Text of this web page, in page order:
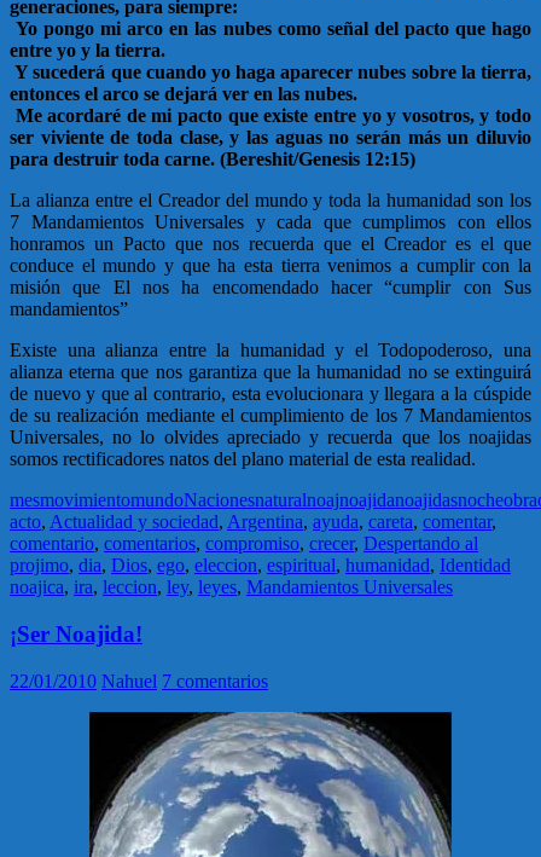
generaciones, para siempre:
Yo pongo mi arco en las nubes como señal del pacto que hago
entre yo y la tierra.
Y sucederá que cuando yo haga aparecer nubes sobre la tierra,
entonces el arco se dejará ver en las nubes.
Me acordaré de mi pacto que existe entre yo y vosotros, y todo
ser viviente de toda clase, y las aguas no serán más un diluvio
para destruir toda carne. (Bereshit/Genesis 12:15)
La alianza entre el Creador del mundo y toda la humanidad son los
7 Mandamientos Universales y cada que cumplimos con ellos
honramos un Pacto que nos recuerda que el Creador es el que
conduce el mundo y que ha esta tierra venimos a cumplir con la
misión que El nos ha encomendado hacer “cumplir con Sus
mandamientos”
Existe una alianza entre la humanidad y el Todopoderoso, una
alianza eterna que nos garantiza que la humanidad no se extinguirá
de nuevo y que al contrario, esta evolucionara y llegara a la cúspide
de su realización mediante el cumplimiento de los 7 Mandamientos
Universales, no lo olvides apreciado y recuerda que los noajidas
somos rectificadores natos del plano material de esta realidad.
mesmovimientomundoNacionesnaturalnoajnoajidanoajidasnocheobra
acto, Actualidad y sociedad, Argentina, ayuda, careta, comentar,
comentario, comentarios, compromiso, crecer, Despertando al
projimo, dia, Dios, ego, eleccion, espiritual, humanidad, Identidad
noajica, ira, leccion, ley, leyes, Mandamientos Universales
¡Ser Noajida!
22/01/2010 Nahuel 7 comentarios